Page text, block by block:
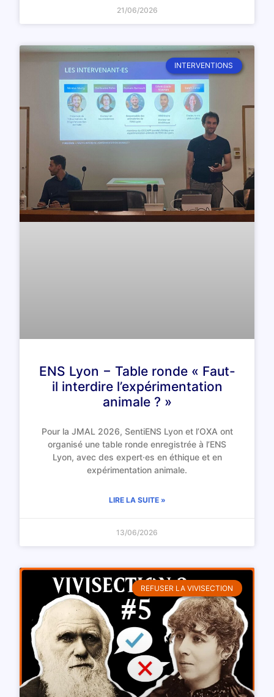
21/06/2026
INTERVENTIONS
ENS Lyon − Table ronde « Faut-
il interdire l’expérimentation
animale ? »
Pour la JMAL 2026, SentiENS Lyon et l’OXA ont
organisé une table ronde enregistrée à l’ENS
Lyon, avec des expert·es en éthique et en
expérimentation animale.
LIRE LA SUITE »
13/06/2026
REFUSER LA VIVISECTION